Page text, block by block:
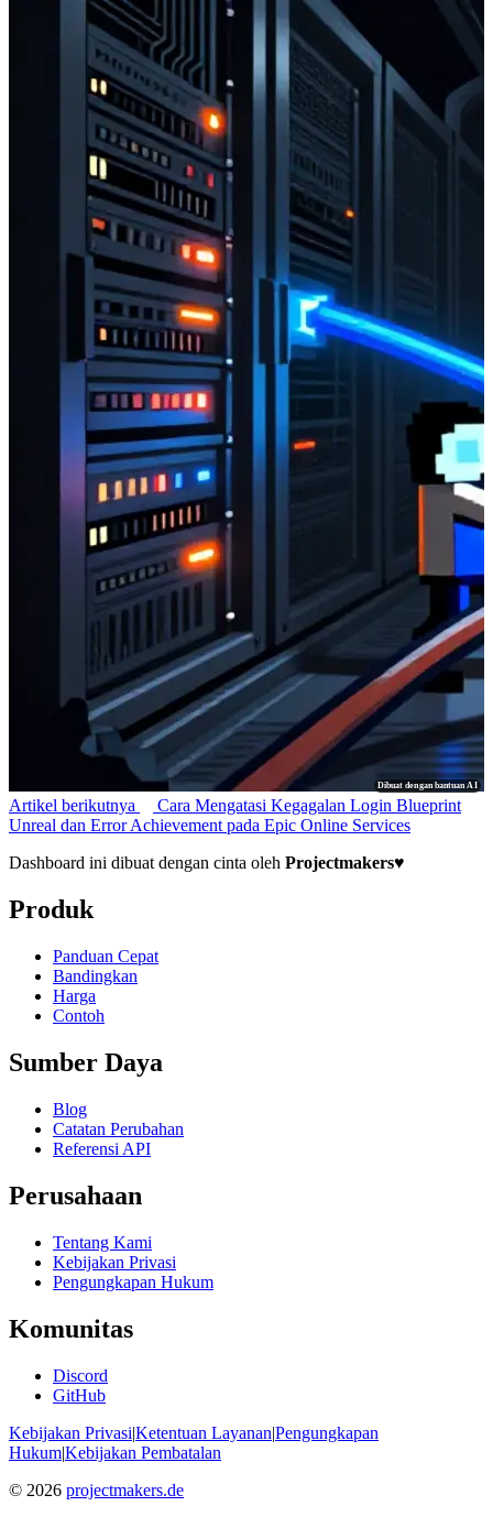
Dibuat dengan bantuan AI
Artikel berikutnya
Cara Mengatasi Kegagalan Login Blueprint
Unreal dan Error Achievement pada Epic Online Services
Dashboard ini dibuat dengan cinta oleh Projectmakers♥
Produk
Panduan Cepat
Bandingkan
Harga
Contoh
Sumber Daya
Blog
Catatan Perubahan
Referensi API
Perusahaan
Tentang Kami
Kebijakan Privasi
Pengungkapan Hukum
Komunitas
Discord
GitHub
Kebijakan Privasi|Ketentuan Layanan|Pengungkapan
Hukum|Kebijakan Pembatalan
© 2026 projectmakers.de